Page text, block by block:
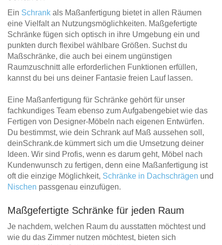
Ein Schrank als Maßanfertigung bietet in allen Räumen
eine Vielfalt an Nutzungsmöglichkeiten. Maßgefertigte
Schränke fügen sich optisch in ihre Umgebung ein und
punkten durch flexibel wählbare Größen. Suchst du
Maßschränke, die auch bei einem ungünstigen
Raumzuschnitt alle erforderlichen Funktionen erfüllen,
kannst du bei uns deiner Fantasie freien Lauf lassen.
Eine Maßanfertigung für Schränke gehört für unser
fachkundiges Team ebenso zum Aufgabengebiet wie das
Fertigen von Designer-Möbeln nach eigenen Entwürfen.
Du bestimmst, wie dein Schrank auf Maß aussehen soll,
deinSchrank.de kümmert sich um die Umsetzung deiner
Ideen. Wir sind Profis, wenn es darum geht, Möbel nach
Kundenwunsch zu fertigen, denn eine Maßanfertigung ist
oft die einzige Möglichkeit, Schränke in Dachschrägen und
Nischen passgenau einzufügen.
Maßgefertigte Schränke für jeden Raum
Je nachdem, welchen Raum du ausstatten möchtest und
wie du das Zimmer nutzen möchtest, bieten sich